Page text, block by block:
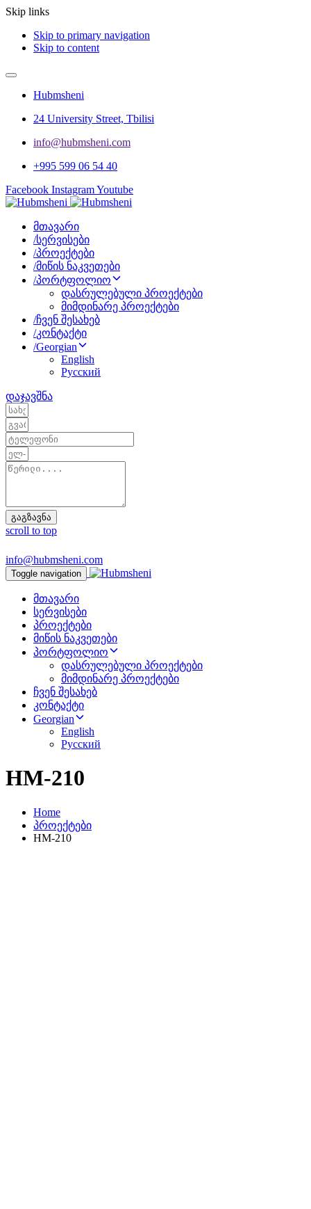
Skip links
Skip to primary navigation
Skip to content
Hubmsheni
24 University Street, Tbilisi
info@hubmsheni.com​
+995 599 06 54 40
Facebook InstagramYoutube
მთავარი
/სერვისები
/პროექტები
/მიწის ნაკვეთები
/პორტფოლიო
დასრულებული პროექტები
მიმდინარე პროექტები
/ჩვენ შესახებ
/კონტაქტი
/Georgian
English
Русский
დაჯავშნა
გაგზავნა
scroll to top
info@hubmsheni.com
Toggle navigation
მთავარი
სერვისები
პროექტები
მიწის ნაკვეთები
პორტფოლიო
დასრულებული პროექტები
მიმდინარე პროექტები
ჩვენ შესახებ
კონტაქტი
Georgian
English
Русский
HM-210
Home
პროექტები
HM-210